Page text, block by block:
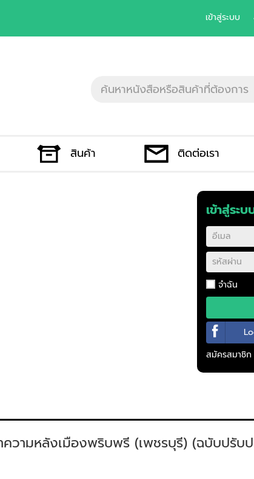
เข้าสู่ระบบ
สินค้า ติดต่อเรา
เข้าสู่ระบ
จำฉัน
สมัครสมาชิก
ความหลังเมืองพริบพรี (เพชรบุรี) (ฉบับปรับ